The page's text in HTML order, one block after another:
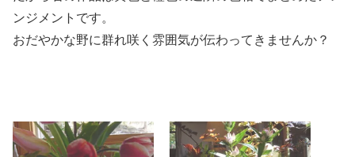
ンジメントです。
おだやかな野に群れ咲く雰囲気が伝わってきませんか？